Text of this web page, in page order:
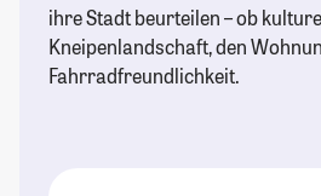
ihre Stadt beurteilen – ob
Kneipenlandschaft, den
Fahrradfreundlichkeit.